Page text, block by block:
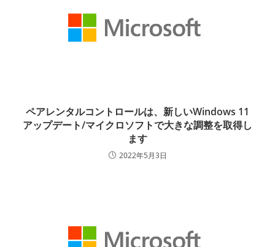
ペアレンタルコントロールは、新しいWindows 11
アップデート/マイクロソフトで大きな調整を取得し
ます
2022年5月3日